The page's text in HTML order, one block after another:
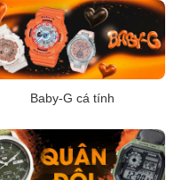
Baby-G cá tính